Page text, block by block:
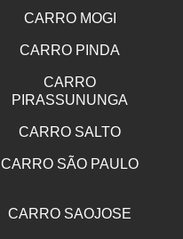
CARRO MOGI
CARRO PINDA
CARRO
PIRASSUNUNGA
CARRO SALTO
CARRO SÃO PAULO
CARRO SAOJOSE